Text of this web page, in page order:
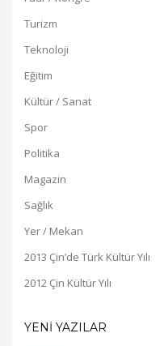
Turizm
Teknoloji
Eğitim
Kültür / Sanat
Spor
Politika
Magazin
Sağlık
Yer / Mekan
2013 Çin’de Türk Kültür Yılı
2012 Çin Kültür Yılı
YENİ YAZILAR